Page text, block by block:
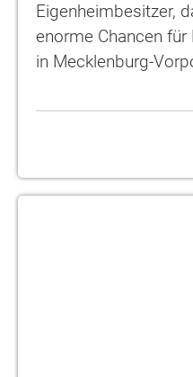
Eigenheimbesitzer,
enorme Chancen
in Mecklenburg-